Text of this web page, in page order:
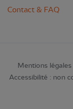
Contact & FAQ
Mentions
Accessibilité : non